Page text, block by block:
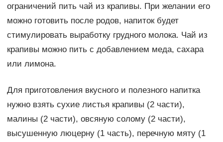
ограничений пить чай из крапивы. При желании его
можно готовить после родов, напиток будет
стимулировать выработку грудного молока. Чай из
крапивы можно пить с добавлением меда, сахара
или лимона.
Для приготовления вкусного и полезного напитка
нужно взять сухие листья крапивы (2 части),
малины (2 части), овсяную солому (2 части),
высушенную люцерну (1 часть), перечную мяту (1